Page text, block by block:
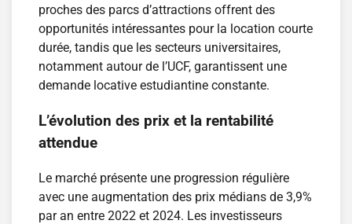
proches des parcs d’attractions offrent des
opportunités intéressantes pour la location courte
durée, tandis que les secteurs universitaires,
notamment autour de l’UCF, garantissent une
demande locative estudiantine constante.
L’évolution des prix et la rentabilité
attendue
Le marché présente une progression régulière
avec une augmentation des prix médians de 3,9%
par an entre 2022 et 2024. Les investisseurs